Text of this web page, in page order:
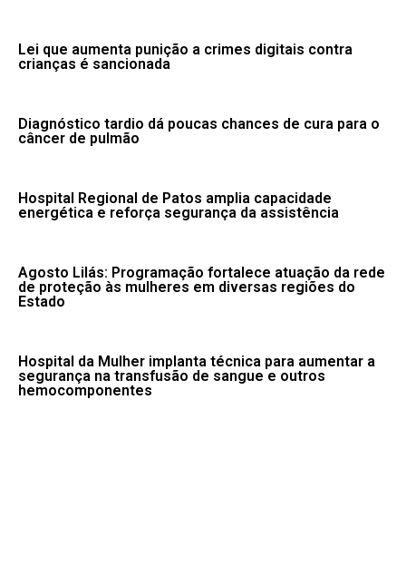
Lei que aumenta punição a crimes digitais contra
crianças é sancionada
Diagnóstico tardio dá poucas chances de cura para o
câncer de pulmão
Hospital Regional de Patos amplia capacidade
energética e reforça segurança da assistência
Agosto Lilás: Programação fortalece atuação da rede
de proteção às mulheres em diversas regiões do
Estado
Hospital da Mulher implanta técnica para aumentar a
segurança na transfusão de sangue e outros
hemocomponentes